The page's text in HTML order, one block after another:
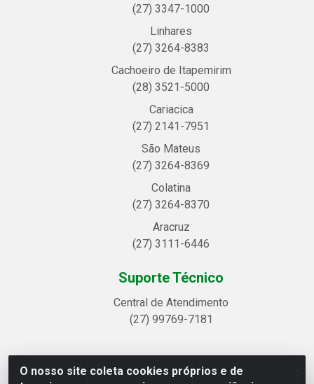
O nosso site coleta cookies próprios e de
(27) 3347-1000
Linhares
(27) 3264-8383
Cachoeiro de Itapemirim
(28) 3521-5000
Cariacica
(27) 2141-7951
São Mateus
(27) 3264-8369
Colatina
(27) 3264-8370
Aracruz
(27) 3111-6446
Suporte Técnico
Central de Atendimento
(27) 99769-7181
Linhavix Distribuidora LTDA - Avenida Alegre, 2521 -